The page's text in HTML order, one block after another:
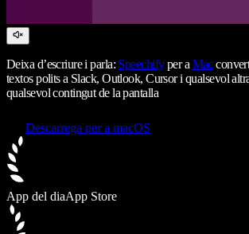
Deixa d’escriure i parla: Speechifyper a Mac
textos polits a Slack, Outlook, Cursor i qualsevol
qualsevol contingut de la pantalla
Descarrega per a macOS
App del diaApp Store